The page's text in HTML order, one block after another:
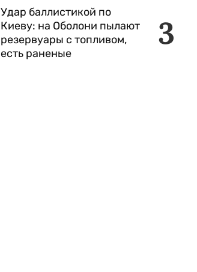
3
Удар баллистикой по
Киеву: на Оболони пылают
резервуары с топливом,
есть раненые